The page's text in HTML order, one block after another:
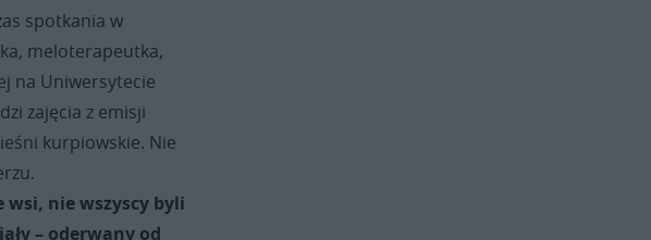
spotkania w
meloterapeutka,
na Uniwersytecie
zajęcia z emisji
kurpiowskie. Nie
wsi, nie wszyscy byli
– oderwany od